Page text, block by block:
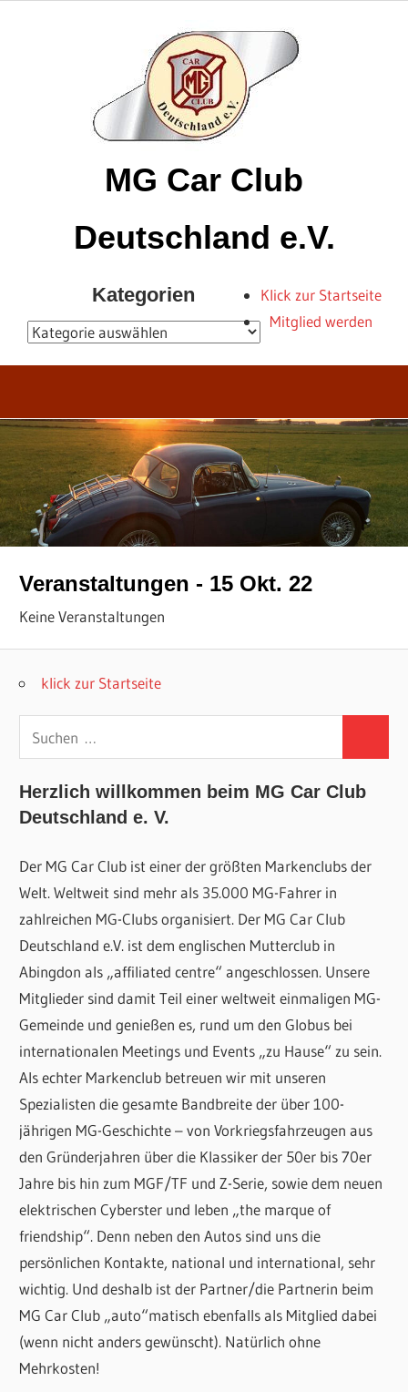
MG Car Club
Deutschland e.V.
Club
Kategorien
Kategorien
Klick zur Startseite
Mitglied werden
Veranstaltungen - 15 Okt. 22
Keine Veranstaltungen
klick zur Startseite
nach:
Herzlich willkommen beim MG Car Club
Deutschland e. V.
Der MG Car Club ist einer der größten Markenclubs der
Welt. Weltweit sind mehr als 35.000 MG-Fahrer in
zahlreichen MG-Clubs organisiert. Der MG Car Club
Deutschland e.V. ist dem englischen Mutterclub in
Abingdon als „affiliated centre“ angeschlossen. Unsere
Mitglieder sind damit Teil einer weltweit einmaligen MG-
Gemeinde und genießen es, rund um den Globus bei
internationalen Meetings und Events „zu Hause“ zu sein.
Als echter Markenclub betreuen wir mit unseren
Spezialisten die gesamte Bandbreite der über 100-
jährigen MG-Geschichte – von Vorkriegsfahrzeugen aus
den Gründerjahren über die Klassiker der 50er bis 70er
Jahre bis hin zum MGF/TF und Z-Serie, sowie dem neuen
elektrischen Cyberster und leben „the marque of
friendship“. Denn neben den Autos sind uns die
persönlichen Kontakte, national und international, sehr
wichtig. Und deshalb ist der Partner/die Partnerin beim
MG Car Club „auto“matisch ebenfalls als Mitglied dabei
(wenn nicht anders gewünscht). Natürlich ohne
Mehrkosten!